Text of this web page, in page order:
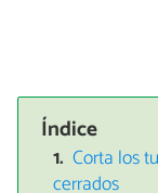
Índice
Corta los
cerrados